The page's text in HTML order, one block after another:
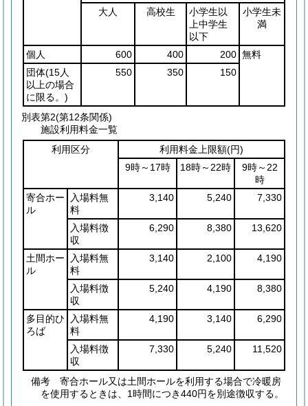
大人
高校生
小学生以
上中学生
以下
小学生未
満
個人 600 400 200 無料
団体(15人
以上の場合
に限る。)
550 350 150
別表第2(第12条関係)
施設利用料金一覧
利用区分
利用料金上限額(円)
9時～17時
18時～22時
9時～22
時
寄合ホー
ル
入場料無
料
3,140 5,240 7,330
入場料徴
収
6,290 8,380 13,620
土間ホー
ル
入場料無
料
3,140 2,100 4,190
入場料徴
収
5,240 4,190 8,380
多目的ひ
ろば
入場料無
料
4,190 3,140 6,290
入場料徴
収
7,330 5,240 11,520
備考 寄合ホール又は土間ホールを利用する場合で冷暖房
を使用するときは、1時間につき440円を別途徴収する。